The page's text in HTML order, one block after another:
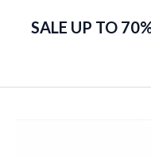
SALE UP TO